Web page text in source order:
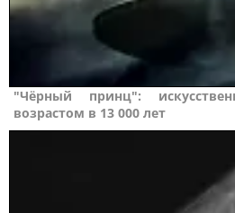
"Чёрный принц":
возрастом в 13 000 лет